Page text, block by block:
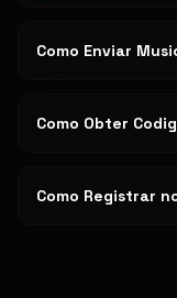
Como Enviar
Como Obter
Como Registrar